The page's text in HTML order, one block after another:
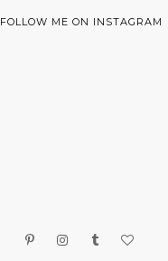
FOLLOW ME ON INSTAGRAM